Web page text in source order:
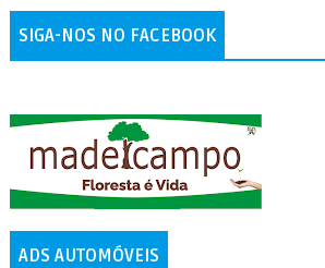
SIGA-NOS NO FACEBOOK
ADS AUTOMÓVEIS